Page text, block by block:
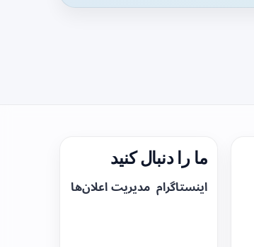
ما را دنبال کنید
اینستاگرام مدیریت اعلان‌ها